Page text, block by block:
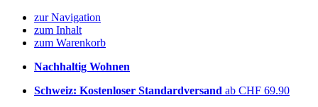
zur Navigation
zum Inhalt
zum Warenkorb
Nachhaltig Wohnen
Schweiz: Kostenloser Standardversand ab CHF 69.90